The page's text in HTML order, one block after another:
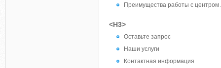
Преимущества работы с
<H3>
Оставьте запрос
Наши услуги
Контактная информация